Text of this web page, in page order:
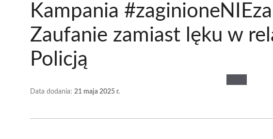
Kampania
Zaufanie zamiast lęku w
Policją
Data dodania: 21 maja 2025 r.